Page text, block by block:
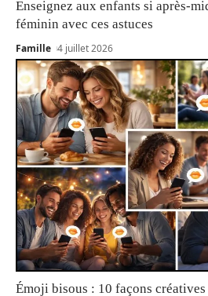
Enseignez aux enfants si après-
féminin avec ces astuces
Famille 4 juillet 2026
Émoji bisous : 10 façons